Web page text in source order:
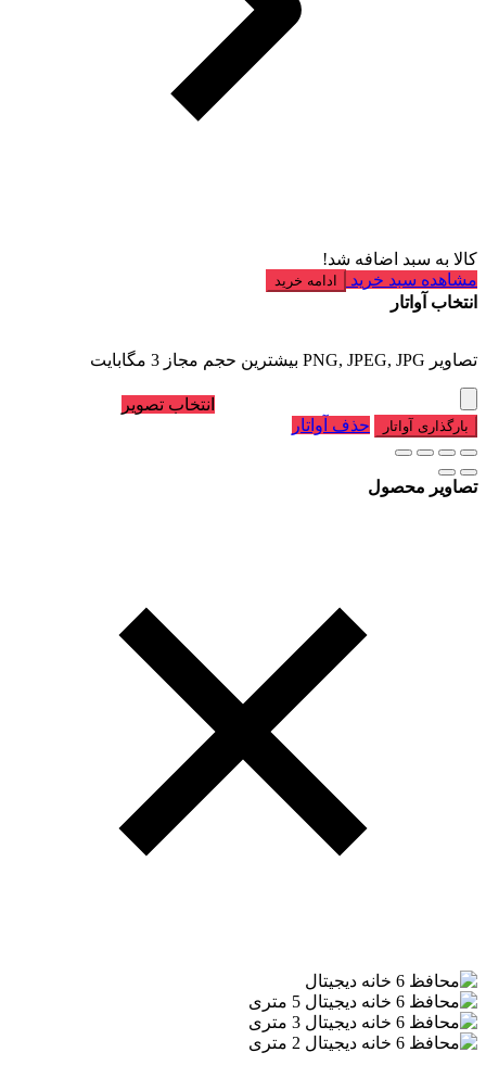
کالا به سبد اضافه شد!
مشاهده سبد خرید
ادامه خرید
انتخاب آواتار
تصاویر PNG, JPEG, JPG بیشترین حجم مجاز 3 مگابایت
انتخاب تصویر
بارگذاری آواتار حذف آواتار
تصاویر محصول